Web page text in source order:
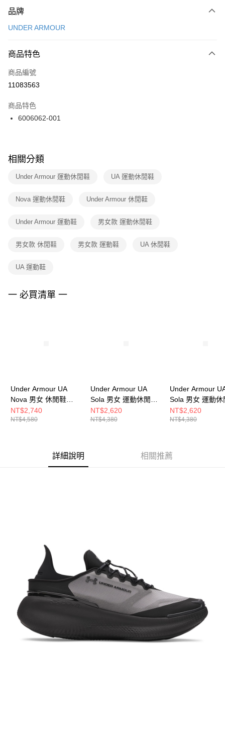
台灣樂天信用卡公司
【關於「AFTEE先享後付」】
便利好安心！
３．安心：先確認商品／服務後，再付款。
【「AFTEE先享後付」結帳流程】
１．於結帳方式選擇「AFTEE先享後付」後，將跳轉至「AFTEE先享後付」
２．訂單成立數日內，您將收到繳費通知簡訊。
３．收到繳費通知簡訊後14天內，點擊此簡訊中的連結，可透過四大超商／
ATM／網路銀行／等多元方式進行付款，方視為交易完成。
※ 交易是否成功請以「AFTEE先享後付 」之結帳頁面顯示為準，若有關於
是否繳費成功／繳費後需取消欲退款等相關疑問，請聯繫「AFTEE先享後付
客戶支援中心」https://netprotections.freshdesk.com/support/home
１．透過由恩沛科技股份有限公司提供之「AFTEE先享後付」服務完成之交
權轉讓予恩沛科技股份有限公司。
３．未成年的使用者請事先徵得法定代理人或監護人之同意方可使用
任。
請求用戶進行身份認證。
５．嚴禁一人註冊多個帳號或使用他人資訊註冊。若發現惡意使用之情形，
運送方式
每筆NT$100，滿NT$1,500(含以上)免運費
宅配
每筆NT$100，滿NT$1,500(含以上)免運費
付款後門市自取
每筆NT$100，滿NT$1,500(含以上)免運費
品牌
UNDER ARMOUR
商品特色
商品編號
11083563
商品特色
6006062-001
相關分類
Under Armour 運動休閒鞋 UA 運動休閒鞋
Nova 運動休閒鞋 Under Armour 休閒鞋
Under Armour 運動鞋 男女款 運動休閒鞋
男女款 休閒鞋 男女款 運動鞋 UA 休閒鞋
UA 運動鞋
一 必買清單 一
Under Armour UA
Nova 男女 休閒鞋
6006062-793
NT$2,740
NT$4,580
Under Armour UA
Sola 男女 運動休閒鞋
6005284-100
NT$2,620
NT$4,380
Under Armour
Sola 男女 運動休
6005284-280
NT$2,620
NT$4,380
詳細說明 相關推薦